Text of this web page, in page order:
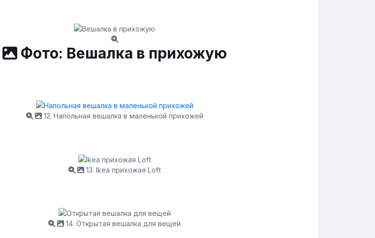
Фото: Вешалка в прихожую
12. Напольная вешалка в маленькой прихожей
13. Ikea прихожая Loft
14. Открытая вешалка для вещей